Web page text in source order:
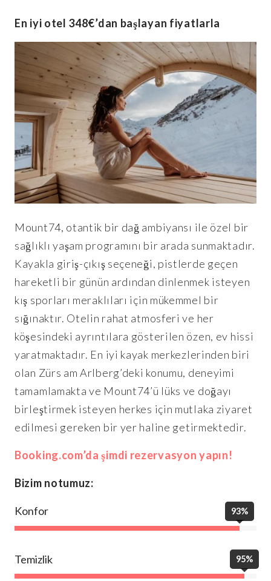
En iyi otel 348€’dan başlayan fiyatlarla
Mount74, otantik bir dağ ambiyansı ile özel bir
sağlıklı yaşam programını bir arada sunmaktadır.
Kayakla giriş-çıkış seçeneği, pistlerde geçen
hareketli bir günün ardından dinlenmek isteyen
kış sporları meraklıları için mükemmel bir
sığınaktır. Otelin rahat atmosferi ve her
köşesindeki ayrıntılara gösterilen özen, ev hissi
yaratmaktadır. En iyi kayak merkezlerinden biri
olan Zürs am Arlberg’deki konumu, deneyimi
tamamlamakta ve Mount74’ü lüks ve doğayı
birleştirmek isteyen herkes için mutlaka ziyaret
edilmesi gereken bir yer haline getirmektedir.
Booking.com’da şimdi rezervasyon yapın!
Bizim notumuz:
Konfor 93%
Temizlik 95%